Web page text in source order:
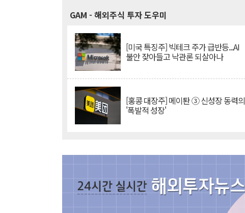
GAM - 해외주식 투자 도우미
[미국 특징주] 빅테크 주가 급반등...AI
불안 잦아들고 낙관론 되살아나
[홍콩 대장주] 메이퇀 ③ 신성장 동력의
'폭발적 성장'